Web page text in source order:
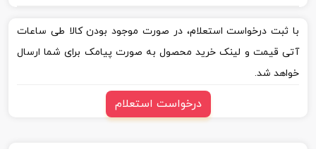
با ثبت درخواست استعلام، در صورت موجود بودن کالا طی ساعات
آتی قیمت و لینک خرید محصول به صورت پیامک برای شما ارسال
خواهد شد.
درخواست استعلام